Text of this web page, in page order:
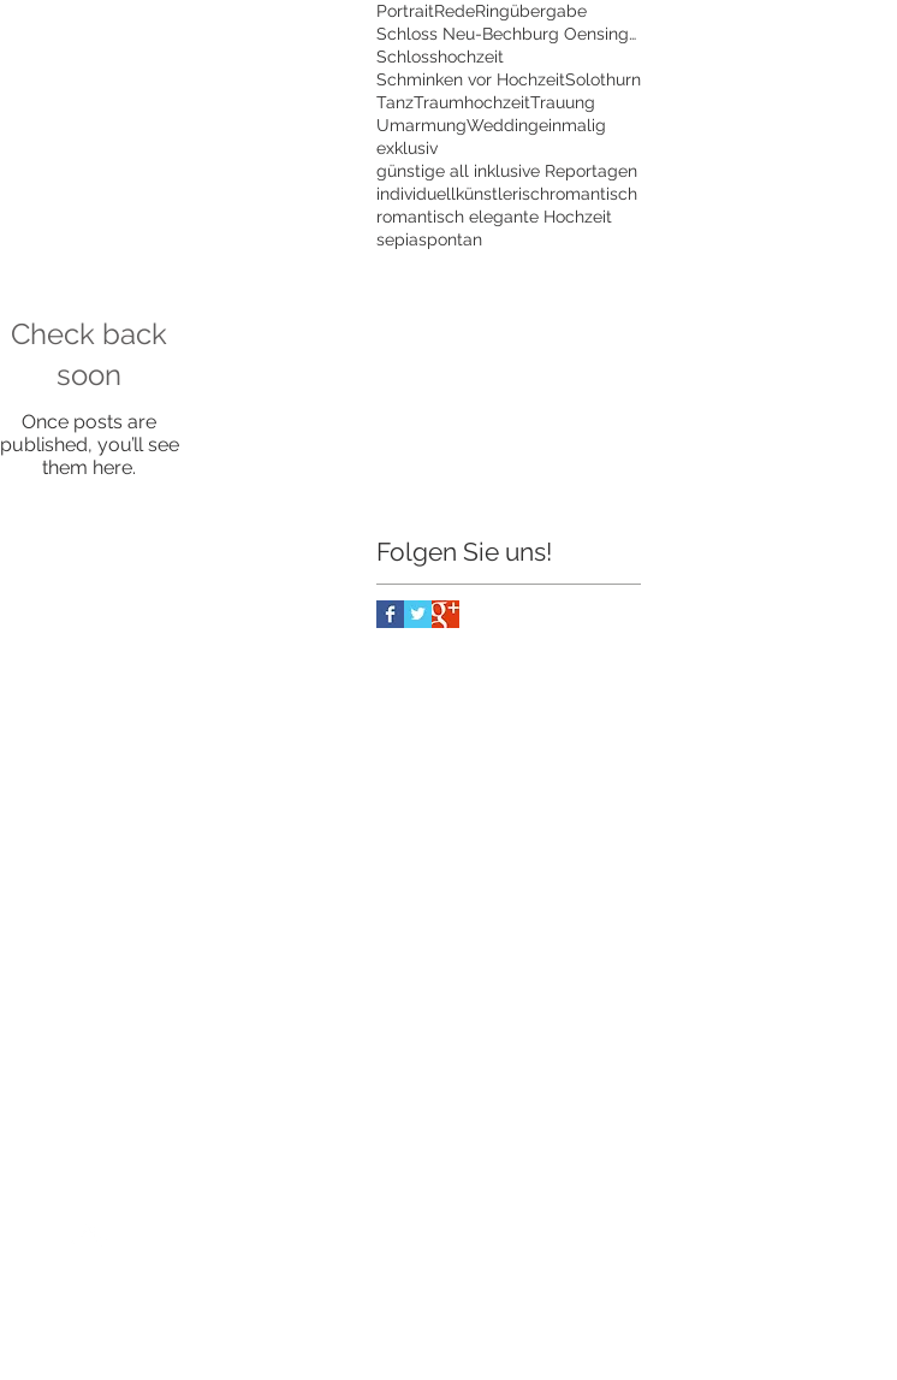
Check back
soon
Once posts are
published, you’ll see
them here.
PortraitRedeRingübergabe
Schloss Neu-Bechburg Oensingen
Schlosshochzeit
Schminken vor HochzeitSolothurn
TanzTraumhochzeitTrauung
UmarmungWeddingeinmalig
exklusiv
günstige all inklusive Reportagen
individuellkünstlerischromantisch
romantisch elegante Hochzeit
sepiaspontan
Folgen Sie uns!